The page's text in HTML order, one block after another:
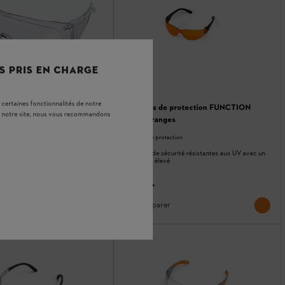
Standard
Lunettes de protection FUNCTION
Light, oranges
Lunettes de protection
Lunettes de sécurité résistantes aux UV avec un
contraste élevé
*
Comparer
PRIS EN CHARGE
certaines fonctionnalités de notre
site, nous vous recommandons